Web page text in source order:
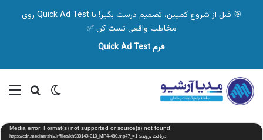
🎯 قبل از شروع کمپین، تصمیم درست بگیر! با Quick Ad Test روی
مخاطب واقعی تست کن ✅
فرم Quick Ad Test
تغییر پوسته
نمایشگر
ویدیو Media error: Format(s) not supported or source(s) not found
دریافت پرونده: https://cdn.mediaarshiv.ir/files/kh930140-010_MP4-480.mp4?_=1